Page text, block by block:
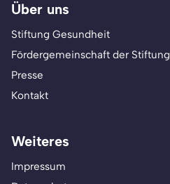
Über uns
Stiftung Gesundheit
Fördergemeinschaft der Stiftung
Presse
Kontakt
Weiteres
Impressum